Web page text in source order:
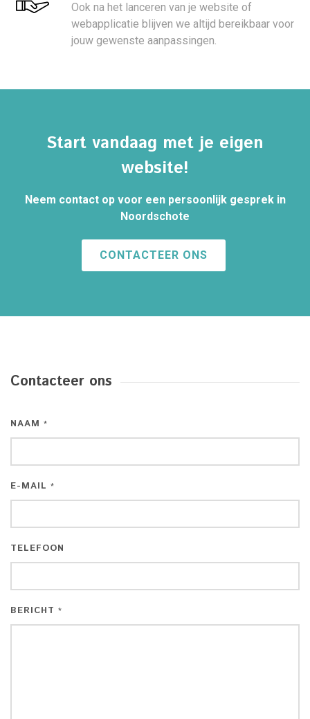
Ook na het lanceren van je website of
webapplicatie blijven we altijd bereikbaar voor
jouw gewenste aanpassingen.
Start vandaag met je eigen
website!
Neem contact op voor een persoonlijk gesprek in
Noordschote
CONTACTEER ONS
Contacteer ons
NAAM *
E-MAIL *
TELEFOON
BERICHT *